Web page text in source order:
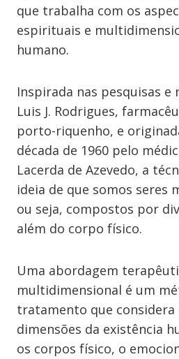
que trabalha com os
espirituais e
humano.
Inspirada nas pesquisas
Luis J. Rodrigues,
porto-riquenho, e
década de 1960 pelo
Lacerda de Azevedo, a
ideia de que somos seres
ou seja, compostos por
além do corpo físico.
Uma abordagem
multidimensional é um
tratamento que
dimensões da existência
os corpos físico, o